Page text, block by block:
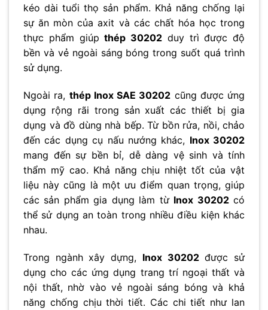
kéo dài tuổi thọ sản phẩm. Khả năng chống lại
sự ăn mòn của axit và các chất hóa học trong
thực phẩm giúpthép 30202 duy trì được độ
bền và vẻ ngoài sáng bóng trong suốt quá trình
sử dụng.
Ngoài ra, thép Inox SAE 30202 cũng được ứng
dụng rộng rãi trong sản xuất các thiết bị gia
dụng và đồ dùng nhà bếp. Từ bồn rửa, nồi, chảo
đến các dụng cụ nấu nướng khác, Inox 30202
mang đến sự bền bỉ, dễ dàng vệ sinh và tính
thẩm mỹ cao. Khả năng chịu nhiệt tốt của vật
liệu này cũng là một ưu điểm quan trọng, giúp
các sản phẩm gia dụng làm từ Inox 30202có
thể sử dụng an toàn trong nhiều điều kiện khác
nhau.
Trong ngành xây dựng, Inox 30202được sử
dụng cho các ứng dụng trang trí ngoại thất và
nội thất, nhờ vào vẻ ngoài sáng bóng và khả
năng chống chịu thời tiết. Các chi tiết như lan